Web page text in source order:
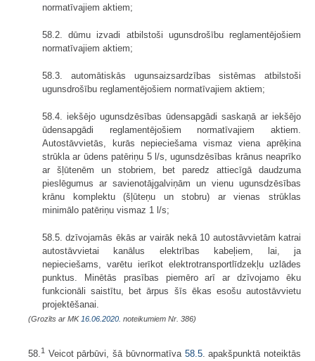
normatīvajiem aktiem;
58.2. dūmu izvadi atbilstoši ugunsdrošību reglamentējošiem
normatīvajiem aktiem;
58.3. automātiskās ugunsaizsardzības sistēmas atbilstoši
ugunsdrošību reglamentējošiem normatīvajiem aktiem;
58.4. iekšējo ugunsdzēsības ūdensapgādi saskaņā ar iekšējo
ūdensapgādi reglamentējošiem normatīvajiem aktiem.
Autostāvvietās, kurās nepieciešama vismaz viena aprēķina
strūkla ar ūdens patēriņu 5 l/s, ugunsdzēsības krānus neaprīko
ar šļūtenēm un stobriem, bet paredz attiecīgā daudzuma
pieslēgumus ar savienotājgalviņām un vienu ugunsdzēsības
krānu komplektu (šļūteņu un stobru) ar vienas strūklas
minimālo patēriņu vismaz 1 l/s;
58.5. dzīvojamās ēkās ar vairāk nekā 10 autostāvvietām katrai
autostāvvietai kanālus elektrības kabeļiem, lai, ja
nepieciešams, varētu ierīkot elektrotransportlīdzekļu uzlādes
punktus. Minētās prasības piemēro arī ar dzīvojamo ēku
funkcionāli saistītu, bet ārpus šīs ēkas esošu autostāvvietu
projektēšanai.
(Grozīts ar MK 16.06.2020. noteikumiem Nr. 386)
58.1 Veicot pārbūvi, šā būvnormatīva 58.5. apakšpunktā noteiktās